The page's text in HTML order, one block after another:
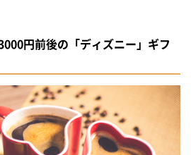
円前後の「ディズニー」ギフ